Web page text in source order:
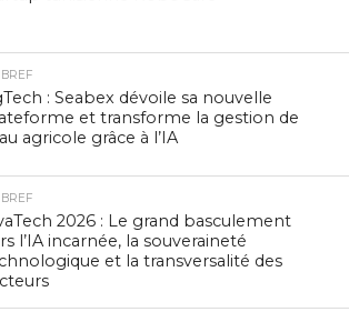
: Seabex dévoile sa nouvelle
et transforme la gestion de
agricole grâce à l’IA
2026 : Le grand basculement
l’IA incarnée, la souveraineté
et la transversalité des